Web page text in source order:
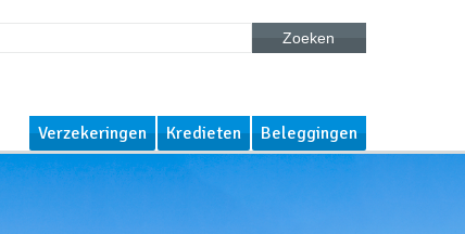
Zoeken
Verzekeringen Kredieten Beleggingen